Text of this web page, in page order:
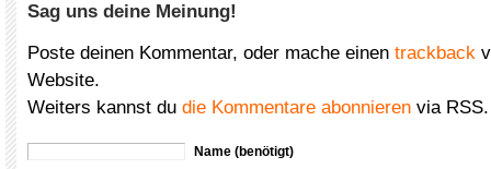
Sag uns deine Meinung!
Poste deinen Kommentar, oder mache einen trackback
Website.
Weiters kannst du die Kommentare abonnieren via RSS.
Name (benötigt)